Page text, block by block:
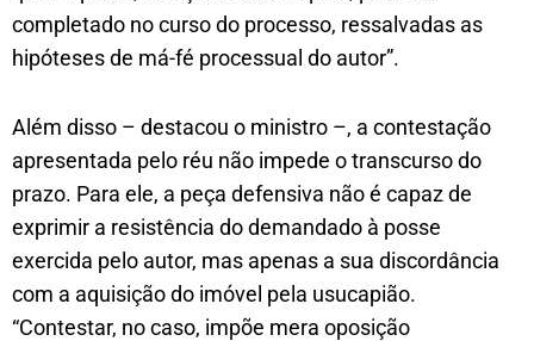
completado no curso do processo, ressalvadas as
hipóteses de má-fé processual do autor”.
Além disso – destacou o ministro –, a contestação
apresentada pelo réu não impede o transcurso do
prazo. Para ele, a peça defensiva não é capaz de
exprimir a resistência do demandado à posse
exercida pelo autor, mas apenas a sua discordância
com a aquisição do imóvel pela usucapião.
“Contestar, no caso, impõe mera oposição